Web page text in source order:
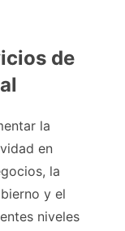
de
la
en
la
y el
niveles